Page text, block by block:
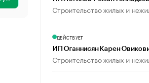
Строительство жилых и
ДЕЙСТВУЕТ
ИП Оганнисян Карен
Строительство жилых и